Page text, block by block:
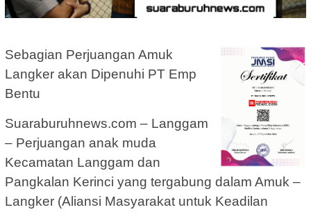
Sebagian Perjuangan Amuk
Langker akan Dipenuhi PT Emp
Bentu
Suaraburuhnews.com – Langgam
– Perjuangan anak muda
Kecamatan Langgam dan
Pangkalan Kerinci yang tergabung dalam Amuk –
Langker (Aliansi Masyarakat untuk Keadilan